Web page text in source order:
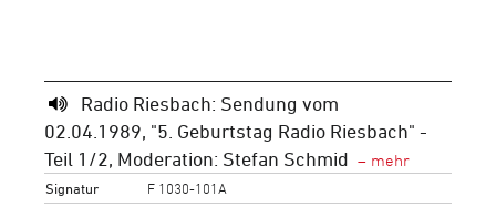
Radio Riesbach: Sendung vom
02.04.1989, "5. Geburtstag Radio Riesbach" -
Teil 1/2, Moderation: Stefan Schmid
Signatur
F 1030-101A